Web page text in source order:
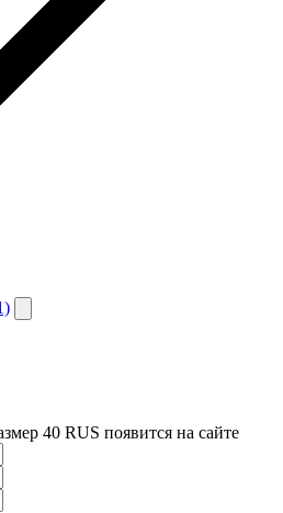
40 RUS появится на сайте